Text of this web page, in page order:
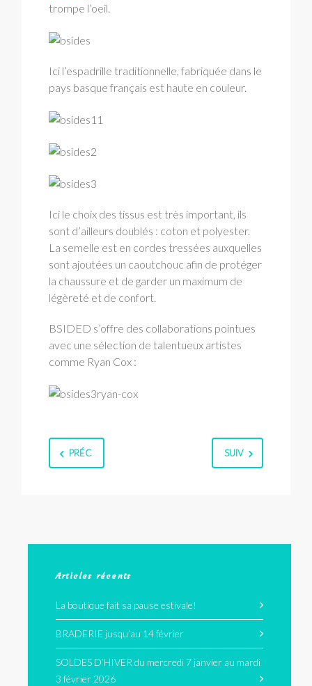
trompe l’oeil.
Ici l’espadrille traditionnelle, fabriquée dans le
pays basque français est haute en couleur.
Ici le choix des tissus est très important, ils
sont d’ailleurs doublés : coton et polyester.
La semelle est en cordes tressées auxquelles
sont ajoutées un caoutchouc afin de protéger
la chaussure et de garder un maximum de
légèreté et de confort.
BSIDED s’offre des collaborations pointues
avec une sélection de talentueux artistes
comme Ryan Cox :
PRÉC SUIV
Articles récents
La boutique fait sa pause estivale!
BRADERIE jusqu’au 14 février
SOLDES D’HIVER du mercredi 7 janvier au mardi
3 février 2026